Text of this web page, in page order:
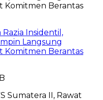
Insidentil,
Langsung
Komitmen Berantas